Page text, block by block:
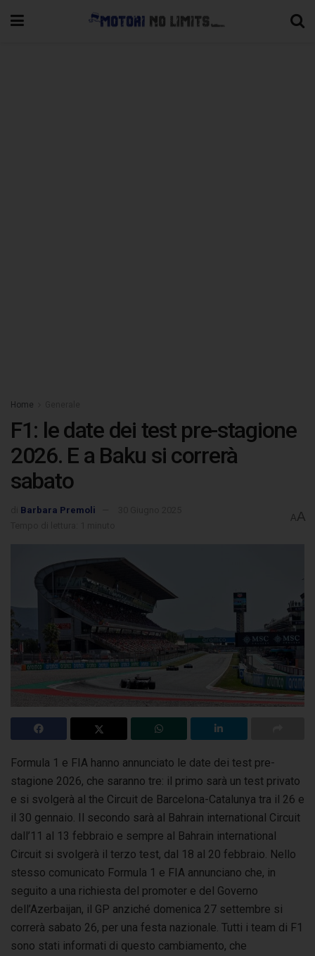
Home
F1: le date dei test pre-stagione
2026. E a Baku si correrà
sabato
Barbara Premoli
AA
Formula 1 e FIA hanno annunciato le date dei test pre-
stagione 2026, che saranno tre: il primo sarà un test privato
e si svolgerà al the Circuit de Barcelona-Catalunya tra il 26 e
il 30 gennaio. Il secondo sarà al Bahrain international Circuit
dall’11 al 13 febbraio e sempre al Bahrain international
Circuit si svolgerà il terzo test, dal 18 al 20 febbraio. Nello
stesso comunicato Formula 1 e FIA annunciano che, in
seguito a una richiesta del promoter e del Governo
dell’Azerbaijan, il GP anziché domenica 27 settembre si
correrà sabato 26, per una festa nazionale. Tutti i team di F1
sono stati informati di questo cambiamento, che